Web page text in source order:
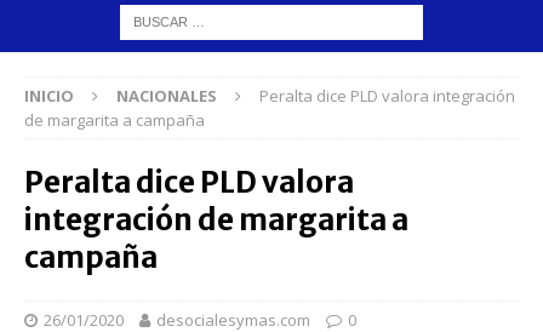
INICIO NACIONALES
Peralta dice PLD valora integración
de margarita a campaña
Peralta dice PLD valora
integración de margarita a
campaña
26/01/2020 desocialesymas.com 0